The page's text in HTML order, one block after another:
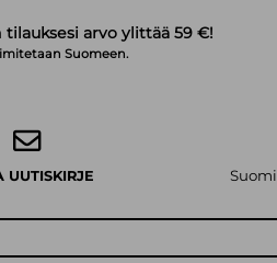
arvo ylittää 59 €!
Suomeen.
UUTISKIRJE Suomi